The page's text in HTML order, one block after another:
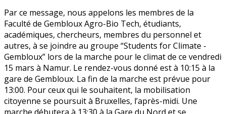
Par ce message, nous appelons les membres de la
Faculté de Gembloux Agro-Bio Tech, étudiants,
académiques, chercheurs, membres du personnel et
autres, à se joindre au groupe “Students for Climate -
Gembloux” lors de la marche pour le climat de ce vendredi
15 mars à Namur. Le rendez-vous donné est à 10:15 à la
gare de Gembloux. La fin de la marche est prévue pour
13:00. Pour ceux qui le souhaitent, la mobilisation
citoyenne se poursuit à Bruxelles, l’après-midi. Une